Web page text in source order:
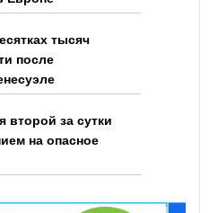
тысяч
после
второй за сутки
на опасное